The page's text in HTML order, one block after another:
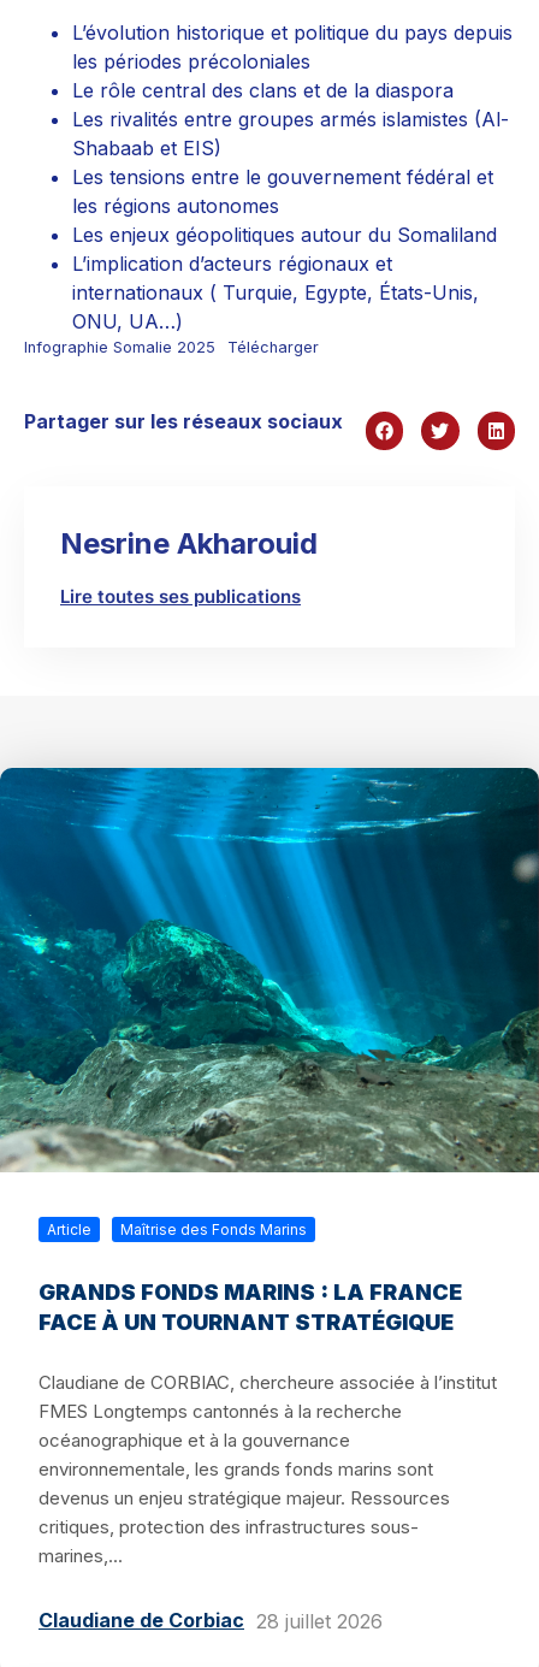
L’évolution historique et politique du pays depuis
les périodes précoloniales
Le rôle central des clans et de la diaspora
Les rivalités entre groupes armés islamistes (Al-
Shabaab et EIS)
Les tensions entre le gouvernement fédéral et
les régions autonomes
Les enjeux géopolitiques autour du Somaliland
L’implication d’acteurs régionaux et
internationaux ( Turquie, Egypte, États-Unis,
ONU, UA…)
Infographie Somalie 2025 Télécharger
Partager sur les réseaux sociaux
Nesrine Akharouid
Lire toutes ses publications
Article Maîtrise des Fonds Marins
GRANDS FONDS MARINS : LA FRANCE
FACE À UN TOURNANT STRATÉGIQUE
Claudiane de CORBIAC, chercheure associée à l’institut
FMES Longtemps cantonnés à la recherche
océanographique et à la gouvernance
environnementale, les grands fonds marins sont
devenus un enjeu stratégique majeur. Ressources
critiques, protection des infrastructures sous-
marines,...
Claudiane de Corbiac 28 juillet 2026